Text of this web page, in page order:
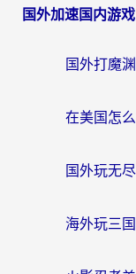
国外加速国内游戏